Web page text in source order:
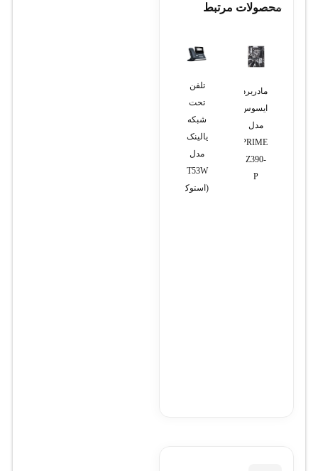
محصولات مرتبط
مادربرد
ایسوس
مدل
PRIME
Z390-
P
تلفن
تحت
شبکه
یالینک
مدل
T53W
(استوک)